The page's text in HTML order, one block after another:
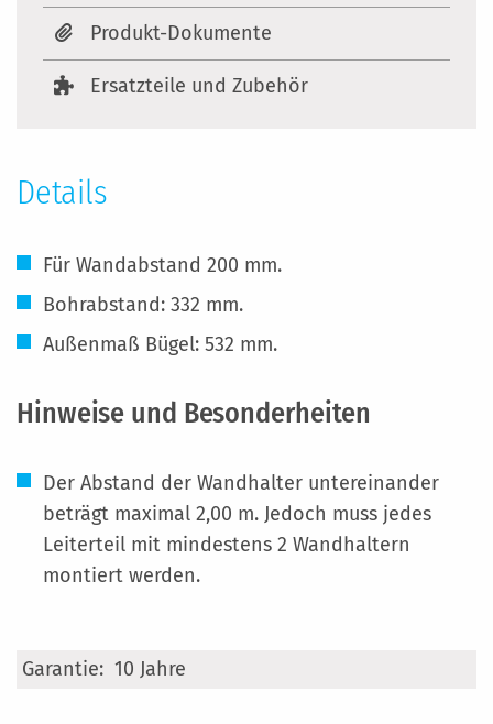
Produkt-Dokumente
Ersatzteile und Zubehör
Details
Für Wandabstand 200 mm.
Bohrabstand: 332 mm.
Außenmaß Bügel: 532 mm.
Hinweise und Besonderheiten
Der Abstand der Wandhalter untereinander
beträgt maximal 2,00 m. Jedoch muss jedes
Leiterteil mit mindestens 2 Wandhaltern
montiert werden.
Mehr
10 Jahre